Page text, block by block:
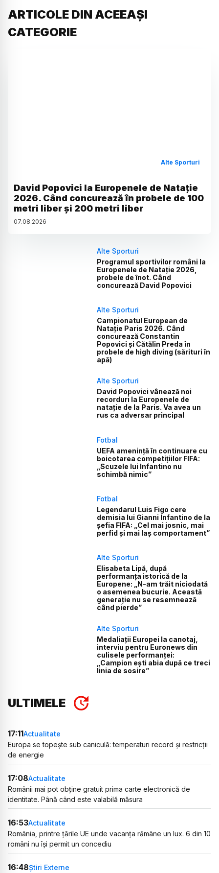
ARTICOLE DIN ACEEAȘI
CATEGORIE
Alte Sporturi
David Popovici la Europenele de Natație
2026. Când concurează în probele de 100
metri liber și 200 metri liber
07.08.2026
Alte Sporturi
Programul sportivilor români la
Europenele de Natație 2026,
probele de înot. Când
concurează David Popovici
Alte Sporturi
Campionatul European de
Natație Paris 2026. Când
concurează Constantin
Popovici și Cătălin Preda în
probele de high diving (sărituri în
apă)
Alte Sporturi
David Popovici vânează noi
recorduri la Europenele de
natație de la Paris. Va avea un
rus ca adversar principal
Fotbal
UEFA amenință în continuare cu
boicotarea competițiilor FIFA:
„Scuzele lui Infantino nu
schimbă nimic”
Fotbal
Legendarul Luis Figo cere
demisia lui Gianni Infantino de la
șefia FIFA: „Cel mai josnic, mai
perfid și mai laș comportament”
Alte Sporturi
Elisabeta Lipă, după
performanța istorică de la
Europene: „N-am trăit niciodată
o asemenea bucurie. Această
generație nu se resemnează
când pierde”
Alte Sporturi
Medaliații Europei la canotaj,
interviu pentru Euronews din
culisele performanței:
„Campion ești abia după ce treci
linia de sosire”
ULTIMELE
17:11Actualitate
Europa se topește sub caniculă: temperaturi record și restricții
de energie
17:08Actualitate
Românii mai pot obține gratuit prima carte electronică de
identitate. Până când este valabilă măsura
16:53Actualitate
România, printre țările UE unde vacanța rămâne un lux. 6 din 10
români nu își permit un concediu
16:48Știri Externe